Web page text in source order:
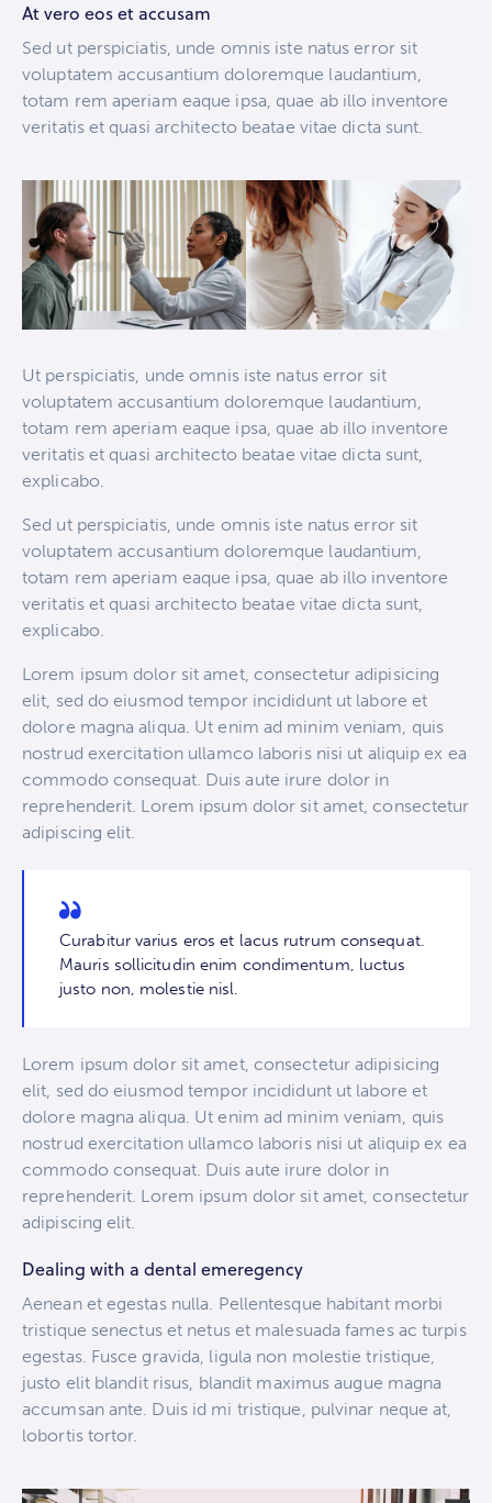
At vero eos et accusam
Sed ut perspiciatis, unde omnis iste natus error sit
voluptatem accusantium doloremque laudantium,
totam rem aperiam eaque ipsa, quae ab illo inventore
veritatis et quasi architecto beatae vitae dicta sunt.
Ut perspiciatis, unde omnis iste natus error sit
voluptatem accusantium doloremque laudantium,
totam rem aperiam eaque ipsa, quae ab illo inventore
veritatis et quasi architecto beatae vitae dicta sunt,
explicabo.
Sed ut perspiciatis, unde omnis iste natus error sit
voluptatem accusantium doloremque laudantium,
totam rem aperiam eaque ipsa, quae ab illo inventore
veritatis et quasi architecto beatae vitae dicta sunt,
explicabo.
Lorem ipsum dolor sit amet, consectetur adipisicing
elit, sed do eiusmod tempor incididunt ut labore et
dolore magna aliqua. Ut enim ad minim veniam, quis
nostrud exercitation ullamco laboris nisi ut aliquip ex ea
commodo consequat. Duis aute irure dolor in
reprehenderit. Lorem ipsum dolor sit amet, consectetur
adipiscing elit.
Curabitur varius eros et lacus rutrum consequat.
Mauris sollicitudin enim condimentum, luctus
justo non, molestie nisl.
Lorem ipsum dolor sit amet, consectetur adipisicing
elit, sed do eiusmod tempor incididunt ut labore et
dolore magna aliqua. Ut enim ad minim veniam, quis
nostrud exercitation ullamco laboris nisi ut aliquip ex ea
commodo consequat. Duis aute irure dolor in
reprehenderit. Lorem ipsum dolor sit amet, consectetur
adipiscing elit.
Dealing with a dental emeregency
Aenean et egestas nulla. Pellentesque habitant morbi
tristique senectus et netus et malesuada fames ac turpis
egestas. Fusce gravida, ligula non molestie tristique,
justo elit blandit risus, blandit maximus augue magna
accumsan ante. Duis id mi tristique, pulvinar neque at,
lobortis tortor.